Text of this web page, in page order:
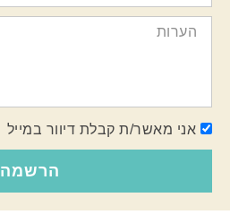
אני מאשר/ת קבלת דיוור במייל
הרשמה